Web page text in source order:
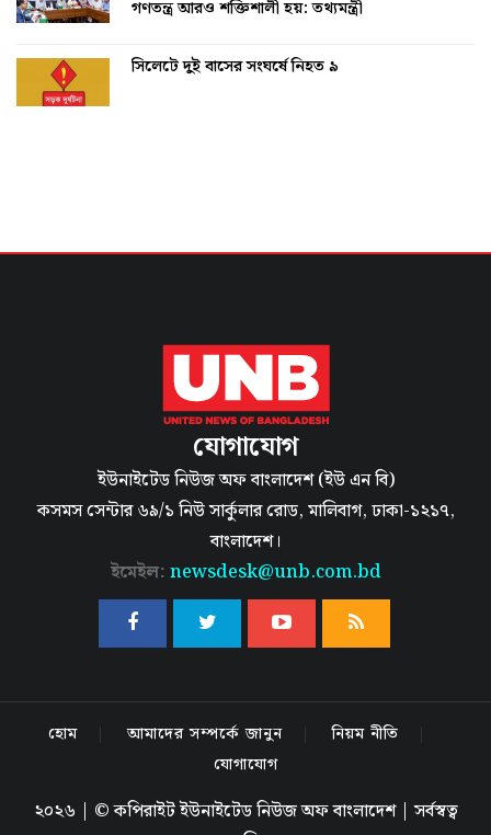
গণতন্ত্র আরও শক্তিশালী হয়: তথ্যমন্ত্রী
সিলেটে দুই বাসের সংঘর্ষে নিহত ৯
যোগাযোগ
ইউনাইটেড নিউজ অফ বাংলাদেশ (ইউ এন বি)
কসমস সেন্টার ৬৯/১ নিউ সার্কুলার রোড, মালিবাগ, ঢাকা-১২১৭,
বাংলাদেশ।
ইমেইল: newsdesk@unb.com.bd
হোম আমাদের সম্পর্কে জানুন
নিয়ম নীতি
যোগাযোগ
২০২৬ | © কপিরাইট ইউনাইটেড নিউজ অফ বাংলাদেশ | সর্বস্বত্ব